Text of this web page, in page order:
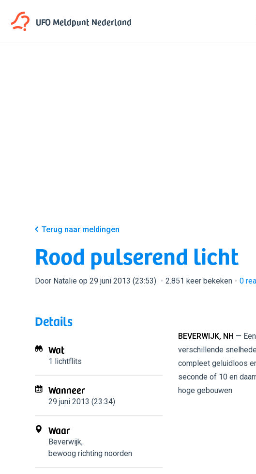
UFO MeldpuntNederland
Terug naar meldingen
Rood pulserend licht
Door Natalie op 29 juni 2013 (23:53) 2.851 keer bekeken 0
Details
Wat
1 lichtflits
Wanneer
29 juni 2013 (23:34)
Waar
Beverwijk,
bewoog richting noorden
BEVERWIJK, NH —
verschillende
compleet geluidloos
seconde of 10 en
hoge gebouwen